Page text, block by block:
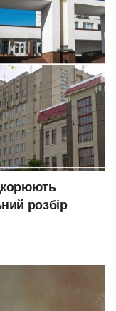
розбір